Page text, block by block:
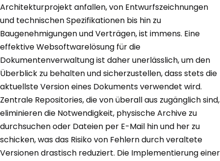
Architekturprojekt anfallen, von Entwurfszeichnungen
und technischen Spezifikationen bis hin zu
Baugenehmigungen und Verträgen, ist immens. Eine
effektive Websoftwarelösung für die
Dokumentenverwaltung ist daher unerlässlich, um den
Überblick zu behalten und sicherzustellen, dass stets die
aktuellste Version eines Dokuments verwendet wird.
Zentrale Repositories, die von überall aus zugänglich sind,
eliminieren die Notwendigkeit, physische Archive zu
durchsuchen oder Dateien per E-Mail hin und her zu
schicken, was das Risiko von Fehlern durch veraltete
Versionen drastisch reduziert. Die Implementierung einer